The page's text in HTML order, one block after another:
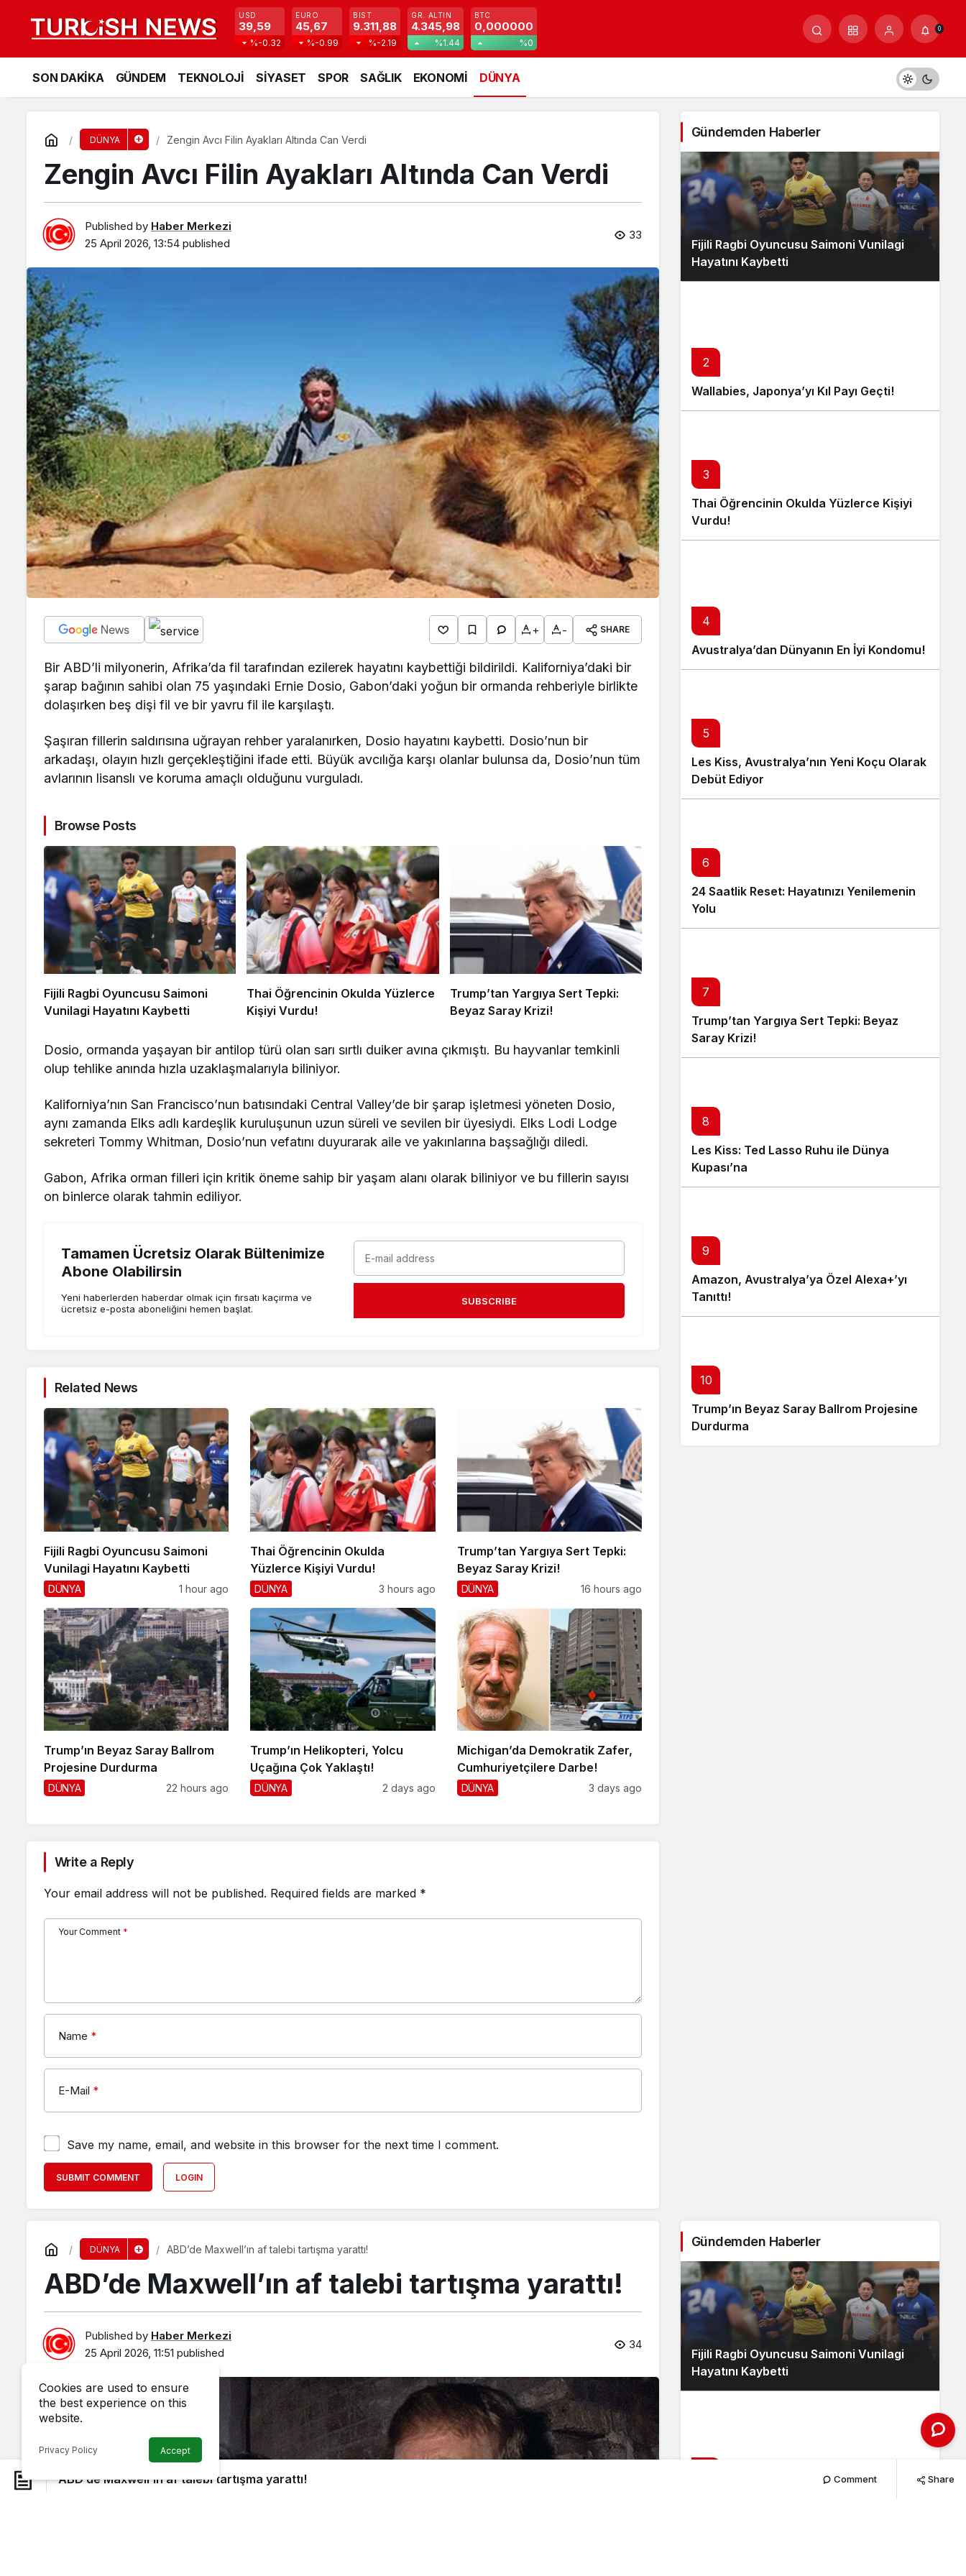
USD
39,59
%-0.32
EURO
45,67
%-0.99
BIST
9.311,88
%-2.19
GR. ALTIN
4.345,98
%1.44
BTC
0,000000
%0
0
SON DAKİKA GÜNDEM TEKNOLOJİ SİYASET SPOR SAĞLIK EKONOMİ DÜNYA
DÜNYA Zengin Avcı Filin Ayakları Altında Can Verdi
Zengin Avcı Filin Ayakları Altında Can Verdi
Published by Haber Merkezi
25 April 2026, 13:54 published
33
+ - SHARE
Bir ABD’li milyonerin, Afrika’da fil tarafından ezilerek hayatını kaybettiği bildirildi. Kaliforniya’daki bir
şarap bağının sahibi olan 75 yaşındaki Ernie Dosio, Gabon’daki yoğun bir ormanda rehberiyle birlikte
dolaşırken beş dişi fil ve bir yavru fil ile karşılaştı.
Şaşıran fillerin saldırısına uğrayan rehber yaralanırken, Dosio hayatını kaybetti. Dosio’nun bir
arkadaşı, olayın hızlı gerçekleştiğini ifade etti. Büyük avcılığa karşı olanlar bulunsa da, Dosio’nun tüm
avlarının lisanslı ve koruma amaçlı olduğunu vurguladı.
Browse Posts
Fijili Ragbi Oyuncusu Saimoni
Vunilagi Hayatını Kaybetti
Thai Öğrencinin Okulda Yüzlerce
Kişiyi Vurdu!
Trump’tan Yargıya Sert Tepki:
Beyaz Saray Krizi!
Dosio, ormanda yaşayan bir antilop türü olan sarı sırtlı duiker avına çıkmıştı. Bu hayvanlar temkinli
olup tehlike anında hızla uzaklaşmalarıyla biliniyor.
Kaliforniya’nın San Francisco’nun batısındaki Central Valley’de bir şarap işletmesi yöneten Dosio,
aynı zamanda Elks adlı kardeşlik kuruluşunun uzun süreli ve sevilen bir üyesiydi. Elks Lodi Lodge
sekreteri Tommy Whitman, Dosio’nun vefatını duyurarak aile ve yakınlarına başsağlığı diledi.
Gabon, Afrika orman filleri için kritik öneme sahip bir yaşam alanı olarak biliniyor ve bu fillerin sayısı
on binlerce olarak tahmin ediliyor.
Tamamen Ücretsiz Olarak Bültenimize
Abone Olabilirsin
Yeni haberlerden haberdar olmak için fırsatı kaçırma ve
ücretsiz e-posta aboneliğini hemen başlat.
SUBSCRIBE
Related News
Fijili Ragbi Oyuncusu Saimoni
Vunilagi Hayatını Kaybetti
DÜNYA 1 hour ago
Thai Öğrencinin Okulda
Yüzlerce Kişiyi Vurdu!
DÜNYA 3 hours ago
Trump’tan Yargıya Sert Tepki:
Beyaz Saray Krizi!
DÜNYA 16 hours ago
Trump’ın Beyaz Saray Ballrom
Projesine Durdurma
DÜNYA 22 hours ago
Trump’ın Helikopteri, Yolcu
Uçağına Çok Yaklaştı!
DÜNYA 2 days ago
Michigan’da Demokratik Zafer,
Cumhuriyetçilere Darbe!
DÜNYA 3 days ago
Write a Reply
Your email address will not be published. Required fields are marked *
Your Comment *
Name *
E-Mail *
Save my name, email, and website in this browser for the next time I comment.
SUBMIT COMMENT LOGIN
Gündemden Haberler
Fijili Ragbi Oyuncusu Saimoni Vunilagi
Hayatını Kaybetti
2
Wallabies, Japonya’yı Kıl Payı Geçti!
3
Thai Öğrencinin Okulda Yüzlerce Kişiyi
Vurdu!
4
Avustralya’dan Dünyanın En İyi Kondomu!
5
Les Kiss, Avustralya’nın Yeni Koçu Olarak
Debüt Ediyor
6
24 Saatlik Reset: Hayatınızı Yenilemenin
Yolu
7
Trump’tan Yargıya Sert Tepki: Beyaz
Saray Krizi!
8
Les Kiss: Ted Lasso Ruhu ile Dünya
Kupası’na
9
Amazon, Avustralya’ya Özel Alexa+’yı
Tanıttı!
10
Trump’ın Beyaz Saray Ballrom Projesine
Durdurma
DÜNYA ABD’de Maxwell’ın af talebi tartışma yarattı!
ABD’de Maxwell’ın af talebi tartışma yarattı!
Published by Haber Merkezi
25 April 2026, 11:51 published
34
ABD’de Maxwell’ın af talebi tartışma yarattı! Comment Share
Gündemden Haberler
Fijili Ragbi Oyuncusu Saimoni Vunilagi
Hayatını Kaybetti
Cookies are used to ensure
the best experience on this
website.
Privacy Policy Accept